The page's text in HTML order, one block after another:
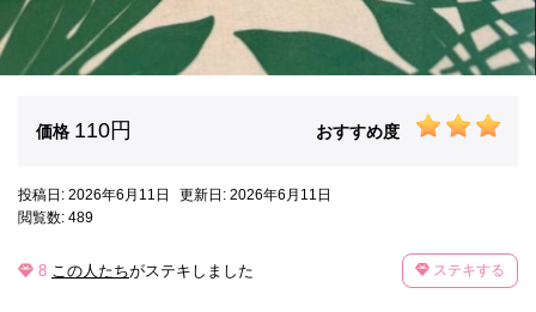
価格 110円 おすすめ度
投稿日: 2026年6月11日
更新日: 2026年6月11日
閲覧数: 489
8 この人たちがステキしました ステキする